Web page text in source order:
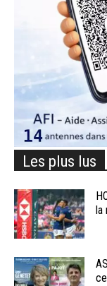
Les plus lus